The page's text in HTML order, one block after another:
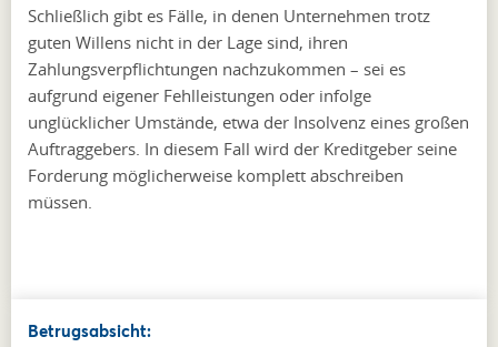
Schließlich gibt es Fälle, in denen Unternehmen trotz
guten Willens nicht in der Lage sind, ihren
Zahlungsverpflichtungen nachzukommen – sei es
aufgrund eigener Fehlleistungen oder infolge
unglücklicher Umstände, etwa der Insolvenz eines großen
Auftraggebers. In diesem Fall wird der Kreditgeber seine
Forderung möglicherweise komplett abschreiben
müssen.
Betrugsabsicht: